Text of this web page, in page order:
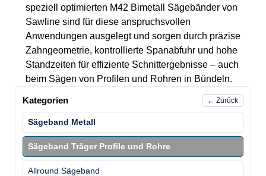
speziell optimierten M42 Bimetall Sägebänder von
Sawline sind für diese anspruchsvollen
Anwendungen ausgelegt und sorgen durch präzise
Zahngeometrie, kontrollierte Spanabfuhr und hohe
Standzeiten für effiziente Schnittergebnisse – auch
beim Sägen von Profilen und Rohren in Bündeln.
Kategorien ← Zurück
Sägeband Metall
Sägeband Träger Profile und Rohre
Allround Sägeband